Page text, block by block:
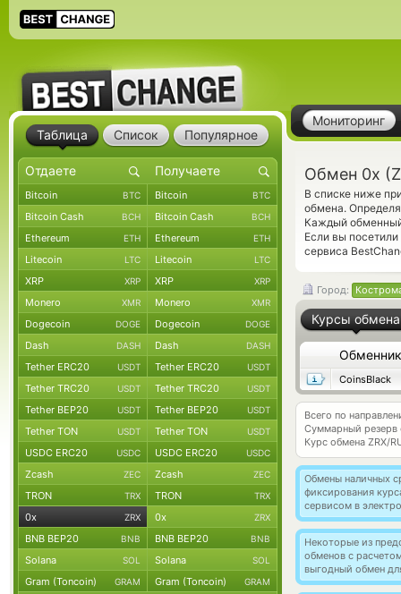
Мониторинг
Обмен 0x
В списке ниже
обмена.
Каждый обменный
Если вы
сервиса
Город:
Курсы обмена
Обменник
CoinsBlack
Всего по
Суммарный резерв
Курс обмена ZRX/
Обмены наличных
фиксирования
сервисом в
Некоторые из
обменов с
выгодный обмен
Таблица Список Популярное
Bitcoin BTC Bitcoin BTC
Bitcoin Cash BCH Bitcoin Cash BCH
Ethereum ETH Ethereum ETH
Litecoin LTC Litecoin LTC
XRP XRP XRP XRP
Monero XMR Monero XMR
Dogecoin DOGE Dogecoin DOGE
Dash DASH Dash DASH
Tether ERC20 USDT Tether ERC20 USDT
Tether TRC20 USDT Tether TRC20 USDT
Tether BEP20 USDT Tether BEP20 USDT
Tether TON USDT Tether TON USDT
USDC ERC20 USDC USDC ERC20 USDC
Zcash ZEC Zcash ZEC
TRON TRX TRON TRX
0x ZRX 0x ZRX
BNB BEP20 BNB BNB BEP20 BNB
Solana SOL Solana SOL
Gram (Toncoin) GRAM Gram (Toncoin) GRAM